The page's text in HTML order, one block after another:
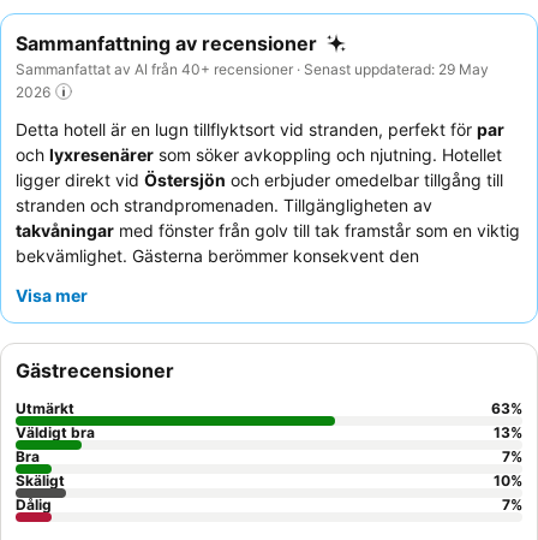
Sammanfattning av recensioner
Sammanfattat av AI från 40+ recensioner · Senast uppdaterad: 29 May
2026
Detta hotell är en lugn tillflyktsort vid stranden, perfekt för par
och lyxresenärer som söker avkoppling och njutning. Hotellet
ligger direkt vid Östersjön och erbjuder omedelbar tillgång till
stranden och strandpromenaden. Tillgängligheten av
takvåningar med fönster från golv till tak framstår som en viktig
bekvämlighet. Gästerna berömmer konsekvent den
frukostbuffén
fantastisk havsutsikt
Visa mer
Gästrecensioner
Utmärkt 63%
Väldigt bra
13%
Bra
7%
Skäligt
10%
Dålig
7%